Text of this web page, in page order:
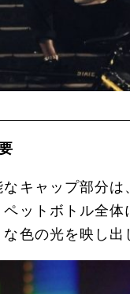
キャップ部分
ペットボトル全
な色の光を映し